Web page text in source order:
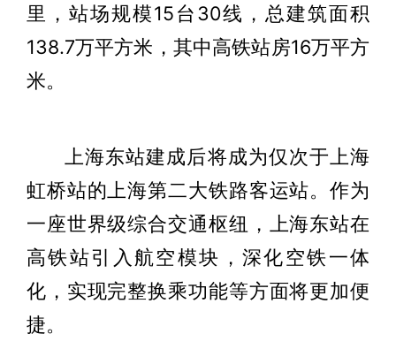
里，站场规模15台30线，总建筑面积
138.7万平方米，其中高铁站房16万平方
米。
上海东站建成后将成为仅次于上海
虹桥站的上海第二大铁路客运站。作为
一座世界级综合交通枢纽，上海东站在
高铁站引入航空模块，深化空铁一体
化，实现完整换乘功能等方面将更加便
捷。